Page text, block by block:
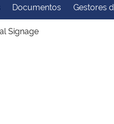
Ministério do
Documentos Gestores
Signage